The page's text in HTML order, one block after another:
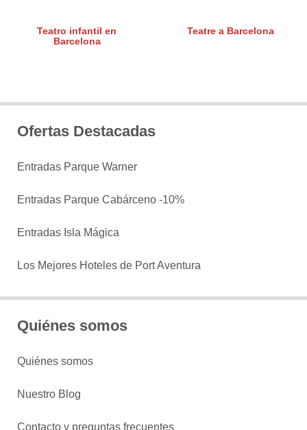
Teatro infantil en
Barcelona
Teatre a Barcelona
Ofertas Destacadas
Entradas Parque Warner
Entradas Parque Cabárceno -10%
Entradas Isla Mágica
Los Mejores Hoteles de Port Aventura
Quiénes somos
Quiénes somos
Nuestro Blog
Contacto y preguntas frecuentes